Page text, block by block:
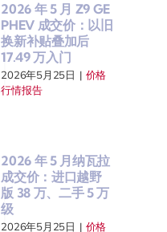
2026 年 5 月 Z9 GE
PHEV 成交价：以旧
换新补贴叠加后
17.49 万入门
2026年5月25日 | 价格
行情报告
2026 年 5 月纳瓦拉
成交价：进口越野
版 38 万、二手 5 万
级
2026年5月25日 | 价格